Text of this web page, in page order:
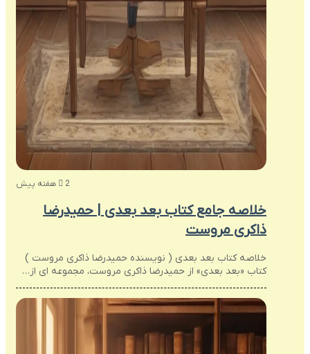
2 هفته پیش
خلاصه جامع کتاب بعد بعدی | حمیدرضا
ذاکری مروست
خلاصه کتاب بعد بعدی ( نویسنده حمیدرضا ذاکری مروست )
کتاب «بعد بعدی» از حمیدرضا ذاکری مروست، مجموعه ای از…